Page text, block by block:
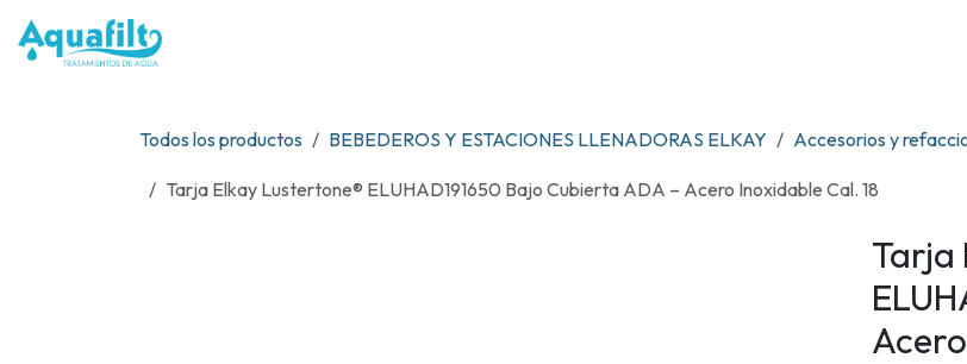
Ir al contenido
Todos los productos BEBEDEROS Y ESTACIONES LLENADORAS ELKAY Accesorios y
Tarja Elkay Lustertone® ELUHAD191650 Bajo Cubierta ADA – Acero Inoxidable Cal. 18
Tarja